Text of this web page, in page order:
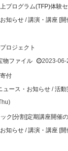
プログラム(TFP)体験
知らせ /講演・講座 [開
ロジェクト
物ファイル 2023-06-
付
ュース・お知らせ /活動
ク[分割]定期講座開催
知らせ /講演・講座 [開